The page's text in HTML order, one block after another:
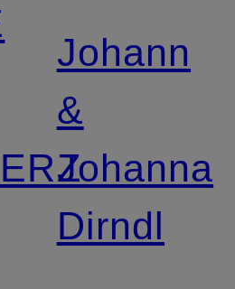
Johann
&
Johanna
Dirndl